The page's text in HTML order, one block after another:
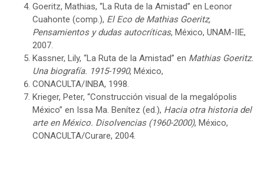
Goeritz, Mathias, “La Ruta de la Amistad” en Leonor
Cuahonte (comp.), El Eco de Mathias Goeritz,
Pensamientos y dudas autocríticas, México, UNAM-IIE,
2007.
Kassner, Lily, “La Ruta de la Amistad” en Mathias Goeritz.
Una biografía. 1915-1990, México,
CONACULTA/INBA, 1998.
Krieger, Peter, “Construcción visual de la megalópolis
México” en Issa Ma. Benítez (ed.), Hacia otra historia del
arte en México. Disolvencias (1960-2000), México,
CONACULTA/Curare, 2004.